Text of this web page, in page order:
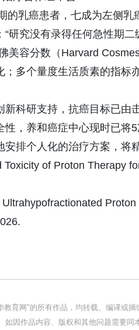
的乳癌患者，七成为左侧乳
研究没有录得任何急性期
美容分数（Harvard
多个量度生活质素的指标
新科研支持，抗癌目标已由
，养和癌症中心现时已将
排个人化的治疗方案，将
of Proton Therapy
教育网"的所有作品，均转载、编译或
如因作品内容、版权和其他问题需要同